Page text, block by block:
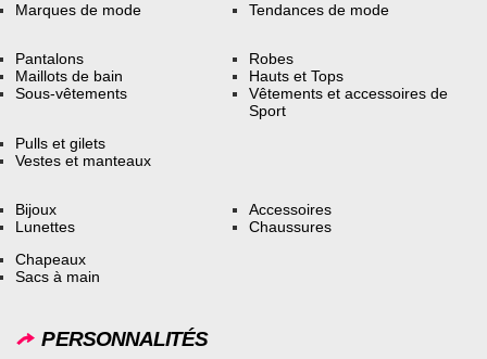
Marques de mode Tendances de mode
Pantalons
Maillots de bain
Sous-vêtements
Robes
Hauts et Tops
Vêtements et accessoires de
Sport
Pulls et gilets
Vestes et manteaux
Bijoux
Lunettes
Accessoires
Chaussures
Chapeaux
Sacs à main
PERSONNALITÉS